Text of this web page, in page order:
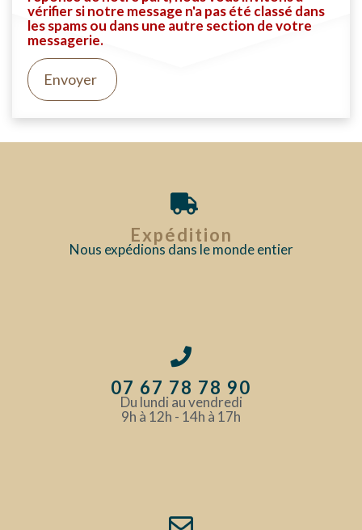
vérifier si notre message n'a pas été classé dans
les spams ou dans une autre section de votre
messagerie.
Envoyer
Expédition
Nous expédions dans le monde entier
07 67 78 78 90
Du lundi au vendredi
9h à 12h - 14h à 17h